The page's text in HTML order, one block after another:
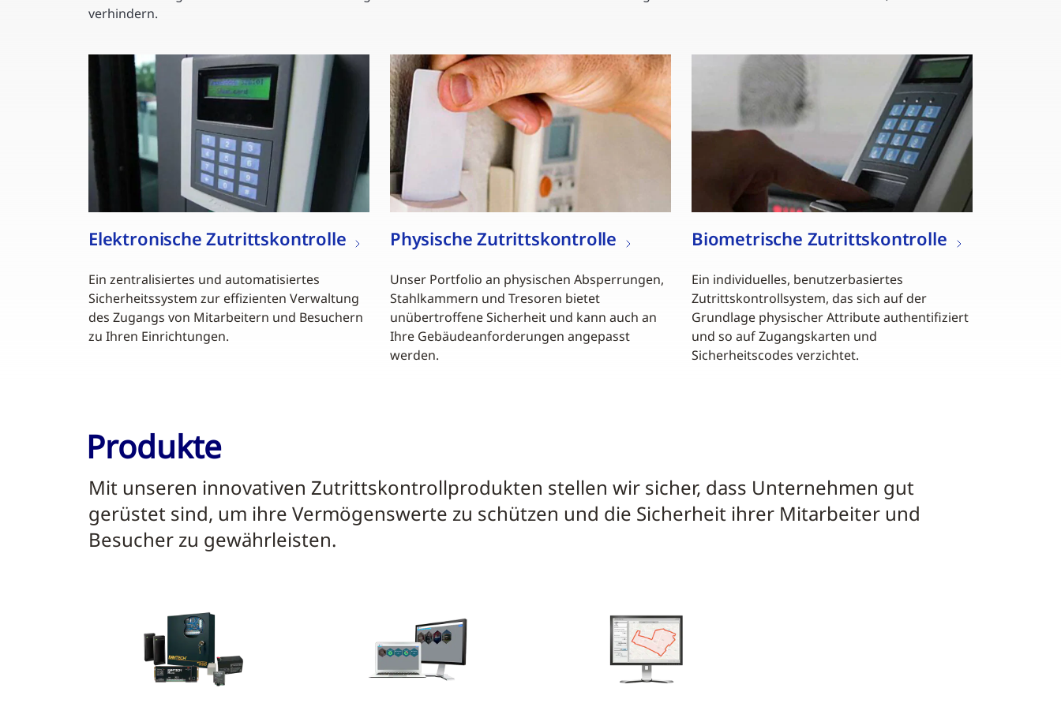
verhindern.
Elektronische Zutrittskontrolle
Ein zentralisiertes und automatisiertes
Sicherheitssystem zur effizienten Verwaltung
des Zugangs von Mitarbeitern und Besuchern
zu Ihren Einrichtungen.
Physische Zutrittskontrolle
Unser Portfolio an physischen Absperrungen,
Stahlkammern und Tresoren bietet
unübertroffene Sicherheit und kann auch an
Ihre Gebäudeanforderungen angepasst
werden.
Biometrische Zutrittskontrolle
Ein individuelles, benutzerbasiertes
Zutrittskontrollsystem, das sich auf der
Grundlage physischer Attribute authentifiziert
und so auf Zugangskarten und
Sicherheitscodes verzichtet.
Produkte
Mit unseren innovativen Zutrittskontrollprodukten stellen wir sicher, dass Unternehmen gut
gerüstet sind, um ihre Vermögenswerte zu schützen und die Sicherheit ihrer Mitarbeiter und
Besucher zu gewährleisten.